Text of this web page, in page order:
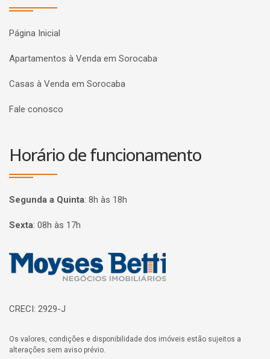
Página Inicial
Apartamentos à Venda em Sorocaba
Casas à Venda em Sorocaba
Fale conosco
Horário de funcionamento
Segunda a Quinta: 8h às 18h
Sexta: 08h às 17h
Página inicial
CRECI: 2929-J
Os valores, condições e disponibilidade dos imóveis estão sujeitos a
alterações sem aviso prévio.